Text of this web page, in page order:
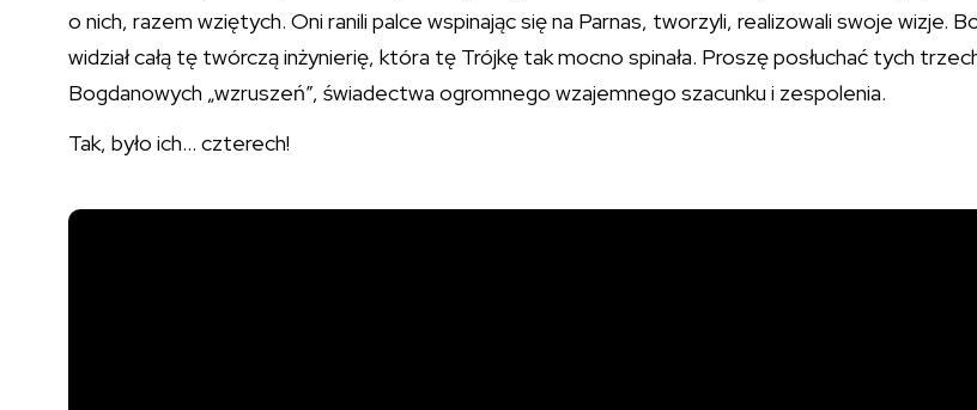
o nich, razem wziętych. Oni ranili palce wspinając się na Parnas, tworzyli, realizowali swoje wizje.
widział całą tę twórczą inżynierię, która tę Trójkę tak mocno spinała. Proszę posłuchać tych
Bogdanowych „wzruszeń”, świadectwa ogromnego wzajemnego szacunku i zespolenia.
Tak, było ich… czterech!